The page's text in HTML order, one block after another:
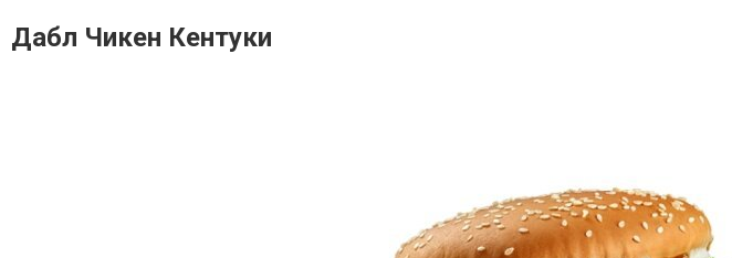
Дабл Чикен Кентуки